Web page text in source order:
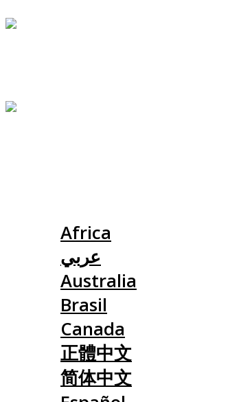
Africa
عربي
Australia
Brasil
Canada
正體中文
简体中文